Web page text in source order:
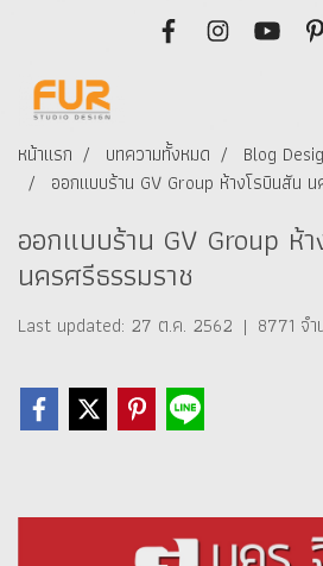
หน้าแรก บทความทั้งหมด Blog
ออกแบบร้าน GV Group ห้างโรบินสัน
ออกแบบร้าน GV Group ห้
นครศรีธรรมราช
Last updated: 27 ต.ค. 2562 | 8771 จำ